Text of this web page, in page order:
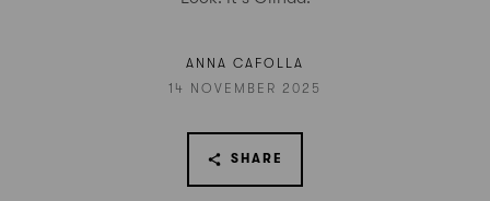
ANNA CAFOLLA
14 NOVEMBER 2025
SHARE